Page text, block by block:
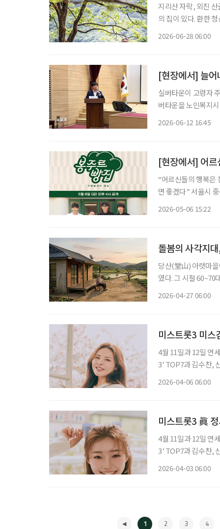
지리산 자락, 외진 산
의 집이 있다. 환한
2026-06-28 06:00
[현장에서] 늘어
실버타운이 고령자
버타운을 노인복지
2026-06-12 16:45
[현장에서] 어르
“어르신들의 행복은
면 좋겠다” 서울시 중구 ‘커뮤니티하우스 마실’에서 쿠팡플레이 새 예능 프로그램 ‘봉주르빵
2026-05-06 15:22
돌봄의 사각지
당산(堂山) 아랫마을
였다. 그 시절 60~70
2026-04-27 06:00
미스트롯3 미
4월 11일과 12일 연
3’ TOP7과 김수찬,
2026-04-06 06:00
미스트롯3 眞
4월 11일과 12일 연
3’ TOP7과 김수찬,
2026-04-03 06:00
1 2 3 4